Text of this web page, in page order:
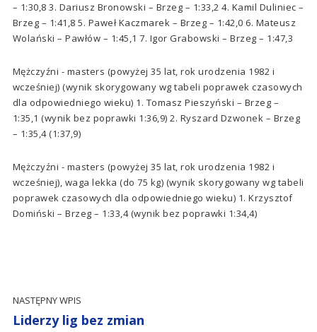
– 1:30,8 3. Dariusz Bronowski – Brzeg – 1:33,2 4. Kamil Duliniec –
Brzeg – 1:41,8 5. Paweł Kaczmarek – Brzeg – 1:42,0 6. Mateusz
Wolański – Pawłów – 1:45,1 7. Igor Grabowski – Brzeg – 1:47,3
Mężczyźni - masters (powyżej 35 lat, rok urodzenia 1982 i
wcześniej) (wynik skorygowany wg tabeli poprawek czasowych
dla odpowiedniego wieku) 1. Tomasz Pieszyński – Brzeg –
1:35,1 (wynik bez poprawki 1:36,9) 2. Ryszard Dzwonek – Brzeg
– 1:35,4 (1:37,9)
Mężczyźni - masters (powyżej 35 lat, rok urodzenia 1982 i
wcześniej), waga lekka (do 75 kg) (wynik skorygowany wg tabeli
poprawek czasowych dla odpowiedniego wieku) 1. Krzysztof
Domiński – Brzeg – 1:33,4 (wynik bez poprawki 1:34,4)
NASTĘPNY WPIS
Liderzy lig bez zmian